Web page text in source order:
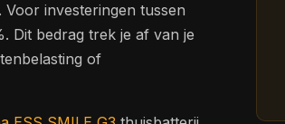
investeringen tussen
Dit bedrag trek je af van je
of